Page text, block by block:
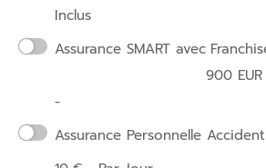
Inclus
Assurance SMART avec
900
-
Assurance Personnelle